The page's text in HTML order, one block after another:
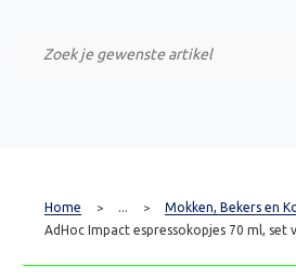
Custom Made Projecten
Home > ... > Mokken, Bekers en
AdHoc Impact espressokopjes 70 ml, set